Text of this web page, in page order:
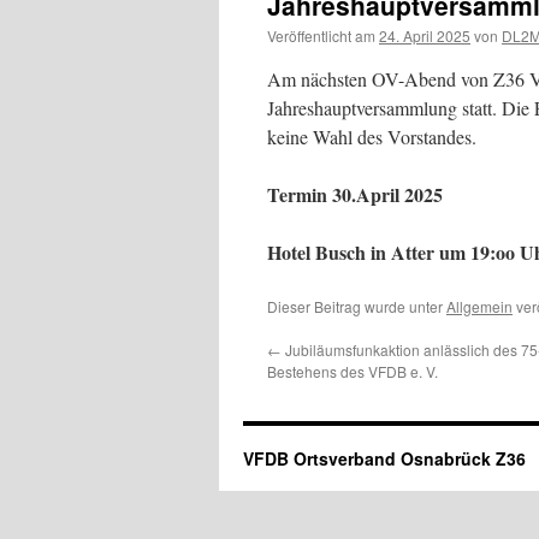
Veröffentlicht am 24. April 2025 von
Am nächsten OV-Abend von Z36
Jahreshauptversammlung statt.
keine Wahl des Vorstandes.
Termin 30.April 2025
Hotel Busch in Atter um 19:oo
Dieser Beitrag wurde unterAllgemein
← Jubiläumsfunkaktion anlässlich des
Bestehens des VFDB e. V.
VFDB Ortsverband Osnabrück Z36